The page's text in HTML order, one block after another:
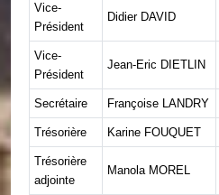
Vice-
Président
Didier DAVID
Vice-
Président
Jean-Eric DIETLIN
Secrétaire Françoise LANDRY
Trésorière Karine FOUQUET
Trésorière
adjointe
Manola MOREL